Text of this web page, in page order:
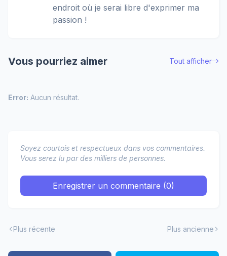
endroit où je serai libre d'exprimer ma
passion !
Vous pourriez aimer Tout afficher
Error: Aucun résultat.
Soyez courtois et respectueux dans vos commentaires.
Vous serez lu par des milliers de personnes.
Enregistrer un commentaire (0)
Plus récente Plus ancienne